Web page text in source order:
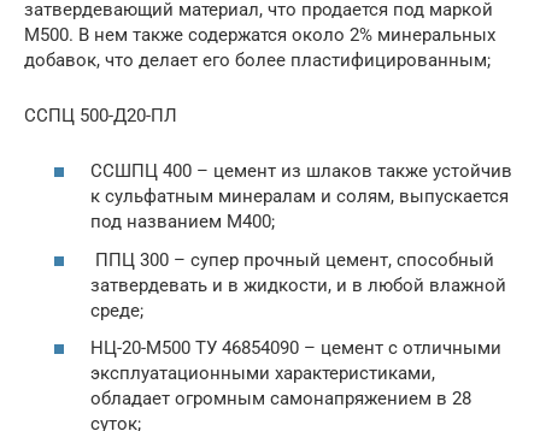
затвердевающий материал, что продается под маркой
М500. В нем также содержатся около 2% минеральных
добавок, что делает его более пластифицированным;
ССПЦ 500-Д20-ПЛ
ССШПЦ 400 – цемент из шлаков также устойчив
к сульфатным минералам и солям, выпускается
под названием М400;
ППЦ 300 – супер прочный цемент, способный
затвердевать и в жидкости, и в любой влажной
среде;
НЦ-20-М500 ТУ 46854090 – цемент с отличными
эксплуатационными характеристиками,
обладает огромным самонапряжением в 28
суток;